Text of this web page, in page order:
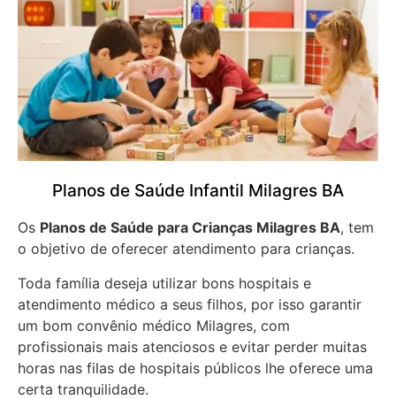
Planos de Saúde Infantil Milagres BA
Os Planos de Saúde para Crianças Milagres BA, tem
o objetivo de oferecer atendimento para crianças.
Toda família deseja utilizar bons hospitais e
atendimento médico a seus filhos, por isso garantir
um bom convênio médico Milagres, com
profissionais mais atenciosos e evitar perder muitas
horas nas filas de hospitais públicos lhe oferece uma
certa tranquilidade.